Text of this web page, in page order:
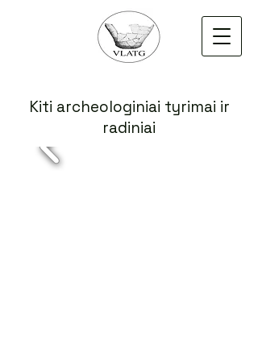
Kiti archeologiniai tyrimai ir
radiniai